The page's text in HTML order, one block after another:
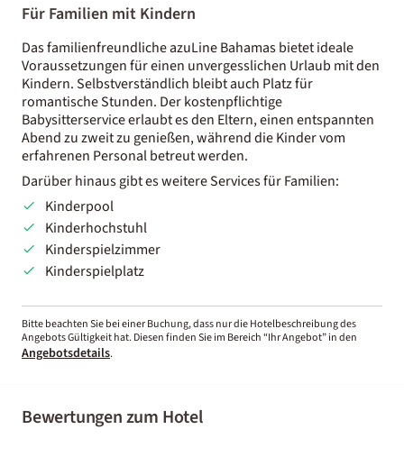
Für Familien mit Kindern
Das familienfreundliche azuLine Bahamas bietet ideale
Voraussetzungen für einen unvergesslichen Urlaub mit den
Kindern. Selbstverständlich bleibt auch Platz für
romantische Stunden. Der kostenpflichtige
Babysitterservice erlaubt es den Eltern, einen entspannten
Abend zu zweit zu genießen, während die Kinder vom
erfahrenen Personal betreut werden.
Darüber hinaus gibt es weitere Services für Familien:
Kinderpool
Kinderhochstuhl
Kinderspielzimmer
Kinderspielplatz
Bitte beachten Sie bei einer Buchung, dass nur die Hotelbeschreibung des
Angebots Gültigkeit hat. Diesen finden Sie im Bereich “Ihr Angebot” in den
Angebotsdetails.
Bewertungen zum Hotel